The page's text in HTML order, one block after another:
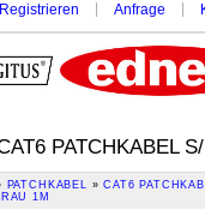
Registrieren Anfrage
PATCHKABEL
PATCHKABEL »CAT6
1M